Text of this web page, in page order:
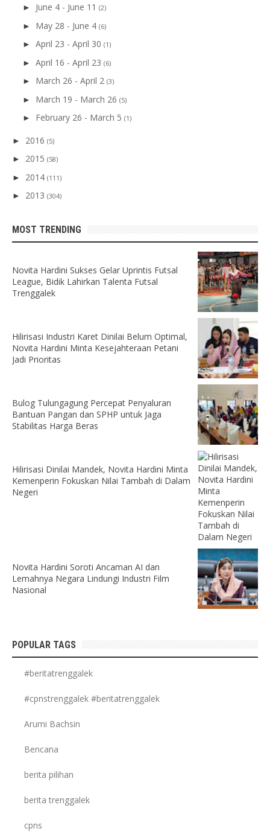
► June 4 - June 11 (2)
► May 28 - June 4 (6)
► April 23 - April 30 (1)
► April 16 - April 23 (6)
► March 26 - April 2 (3)
► March 19 - March 26 (5)
► February 26 - March 5 (1)
► 2016 (5)
► 2015 (58)
► 2014 (111)
► 2013 (304)
MOST TRENDING
Novita Hardini Sukses Gelar Uprintis Futsal
League, Bidik Lahirkan Talenta Futsal
Trenggalek
Hilirisasi Industri Karet Dinilai Belum Optimal,
Novita Hardini Minta Kesejahteraan Petani
Jadi Prioritas
Bulog Tulungagung Percepat Penyaluran
Bantuan Pangan dan SPHP untuk Jaga
Stabilitas Harga Beras
Hilirisasi Dinilai Mandek, Novita Hardini Minta
Kemenperin Fokuskan Nilai Tambah di Dalam
Negeri
Novita Hardini Soroti Ancaman AI dan
Lemahnya Negara Lindungi Industri Film
Nasional
POPULAR TAGS
#beritatrenggalek
#cpnstrenggalek #beritatrenggalek
Arumi Bachsin
Bencana
berita pilihan
berita trenggalek
cpns